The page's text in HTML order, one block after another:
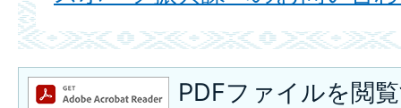
PDFファイルを閲